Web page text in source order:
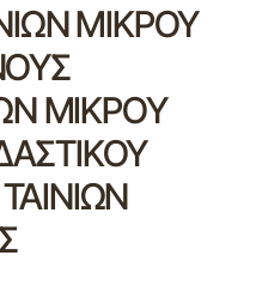
ΜΙΚΡΟΥ
ΜΙΚΡΟΥ